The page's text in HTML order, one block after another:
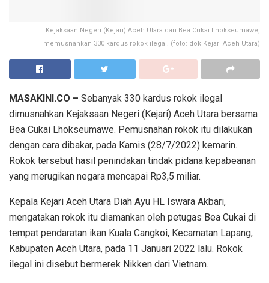
Kejaksaan Negeri (Kejari) Aceh Utara dan Bea Cukai Lhokseumawe,
memusnahkan 330 kardus rokok ilegal. (foto: dok Kejari Aceh Utara)
MASAKINI.CO – Sebanyak 330 kardus rokok ilegal
dimusnahkan Kejaksaan Negeri (Kejari) Aceh Utara bersama
Bea Cukai Lhokseumawe. Pemusnahan rokok itu dilakukan
dengan cara dibakar, pada Kamis (28/7/2022) kemarin.
Rokok tersebut hasil penindakan tindak pidana kepabeanan
yang merugikan negara mencapai Rp3,5 miliar.
Kepala Kejari Aceh Utara Diah Ayu HL Iswara Akbari,
mengatakan rokok itu diamankan oleh petugas Bea Cukai di
tempat pendaratan ikan Kuala Cangkoi, Kecamatan Lapang,
Kabupaten Aceh Utara, pada 11 Januari 2022 lalu. Rokok
ilegal ini disebut bermerek Nikken dari Vietnam.